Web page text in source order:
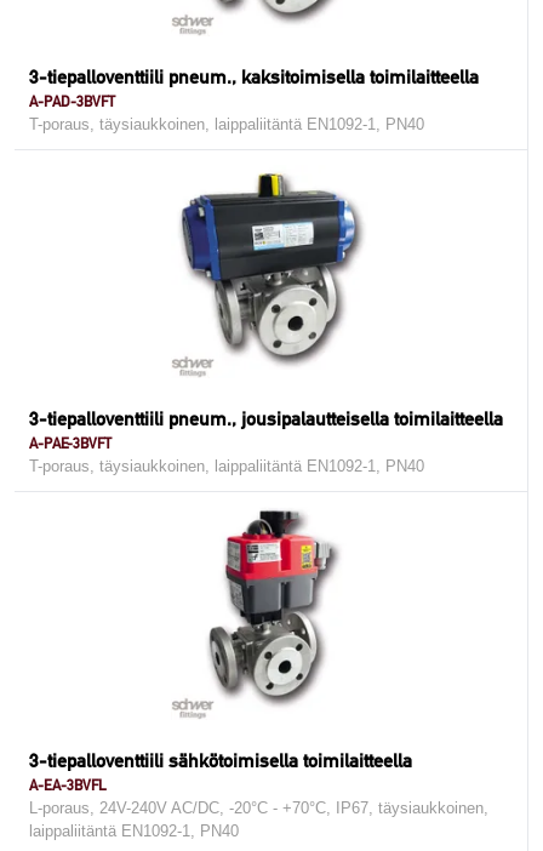
3-tiepalloventtiili pneum., kaksitoimisella toimilaitteella
A-PAD-3BVFT
T-poraus, täysiaukkoinen, laippaliitäntä EN1092-1, PN40
3-tiepalloventtiili pneum., jousipalautteisella toimilaitteella
A-PAE-3BVFT
T-poraus, täysiaukkoinen, laippaliitäntä EN1092-1, PN40
3-tiepalloventtiili sähkötoimisella toimilaitteella
A-EA-3BVFL
L-poraus, 24V-240V AC/DC, -20°C - +70°C, IP67, täysiaukkoinen,
laippaliitäntä EN1092-1, PN40